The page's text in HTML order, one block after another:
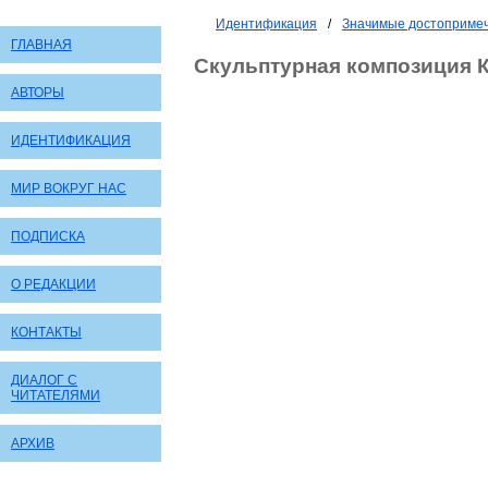
ГЛАВНАЯ
АВТОРЫ
ИДЕНТИФИКАЦИЯ
МИР ВОКРУГ НАС
ПОДПИСКА
О РЕДАКЦИИ
КОНТАКТЫ
ДИАЛОГ С
ЧИТАТЕЛЯМИ
АРХИВ
Идентификация / Значимые
Скульптурная композиция